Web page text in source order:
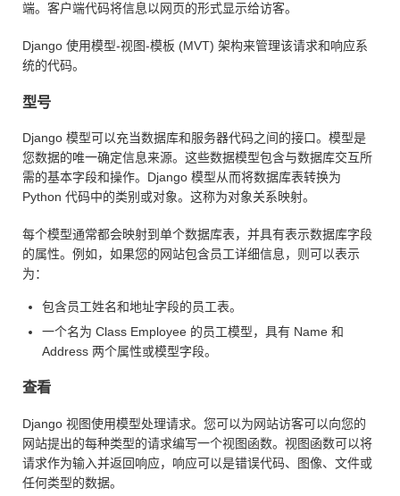
端。客户端代码将信息以网页的形式显示给访客。
Django 使用模型-视图-模板 (MVT) 架构来管理该请求和响应系
统的代码。
型号
Django 模型可以充当数据库和服务器代码之间的接口。模型是
您数据的唯一确定信息来源。这些数据模型包含与数据库交互所
需的基本字段和操作。Django 模型从而将数据库表转换为
Python 代码中的类别或对象。这称为对象关系映射。
每个模型通常都会映射到单个数据库表，并具有表示数据库字段
的属性。例如，如果您的网站包含员工详细信息，则可以表示
为：
包含员工姓名和地址字段的员工表。
一个名为 Class Employee 的员工模型，具有 Name 和
Address 两个属性或模型字段。
查看
Django 视图使用模型处理请求。您可以为网站访客可以向您的
网站提出的每种类型的请求编写一个视图函数。视图函数可以将
请求作为输入并返回响应，响应可以是错误代码、图像、文件或
任何类型的数据。